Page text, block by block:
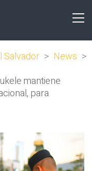
Salvador > News >
mantiene
para